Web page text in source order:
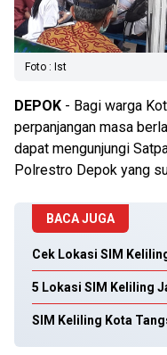
Foto : Ist
DEPOK - Bagi warga
perpanjangan masa
dapat mengunjungi
Polrestro Depok yang
BACA JUGA
Cek Lokasi SIM
5 Lokasi SIM Keliling
SIM Keliling Kota